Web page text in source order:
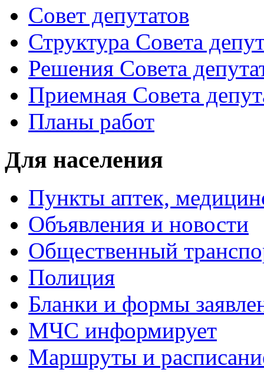
Совет депутатов
Структура Совета
Решения Совета
Приемная Совета
Планы работ
Для населения
Пункты аптек,
Объявления и новости
Общественный
Полиция
Бланки и формы
МЧС информирует
Маршруты и